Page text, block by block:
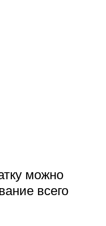
можно
всего